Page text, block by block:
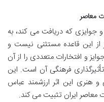
معاصر
جوایزی که دریافت می کند، به
این قاعده مستثنی نیست و
و افتخارات متعددی را از آن
فرهنگی آن است. این
و هنری این اثر ارزشمند عباس
معاصر ایران تثبیت می کند.